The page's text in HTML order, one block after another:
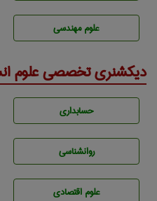
علوم مهندسی
دیکشنری تخصصی علوم
حسابداری
روانشناسی
علوم اقتصادی